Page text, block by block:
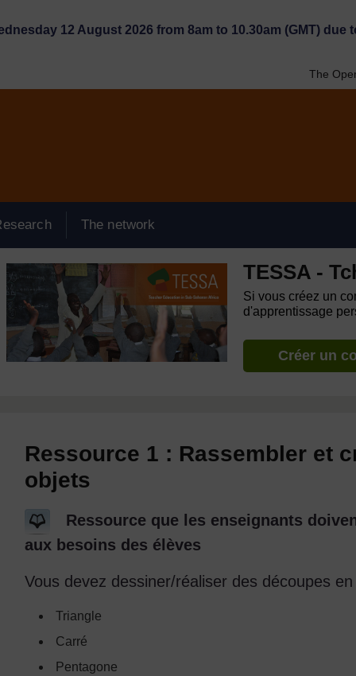
12 August 2026 from 8am to 10.30am (GMT) due
The
The network
TESSA -
Si vous créez un
d'apprentissage
Créer un
Ressource 1 : Rassembler et
objets
Ressource que les enseignants
aux besoins des élèves
Vous devez dessiner/réaliser des découpes
Triangle
Carré
Pentagone